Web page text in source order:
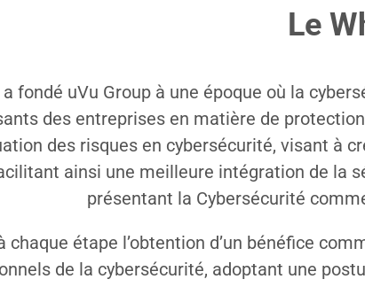
Le
fondé uVu Group à une époque où la
des entreprises en matière de
des risques en cybersécurité, visant à
ainsi une meilleure intégration de la
présentant la Cybersécurité
chaque étape l’obtention d’un bénéfice
de la cybersécurité, adoptant une